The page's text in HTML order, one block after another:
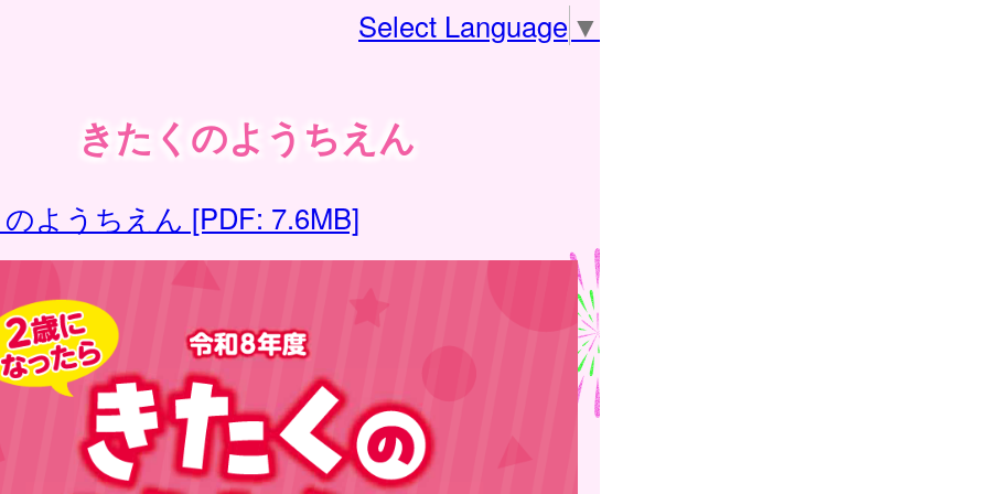
Select Language ▼
きたくのようちえん
ようちえん [PDF: 7.6MB]